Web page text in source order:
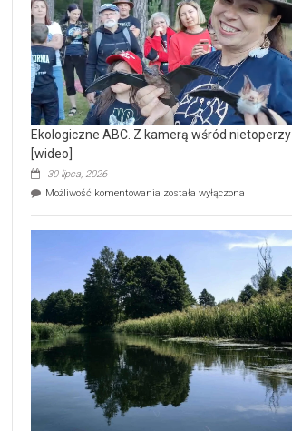
skarb
natury
[wideo]
Ekologiczne ABC. Z kamerą wśród nietoperzy
[wideo]
30 lipca, 2026
Możliwość komentowania Ekologiczne
wśród
nietoperzy
[wideo]
została wyłączona